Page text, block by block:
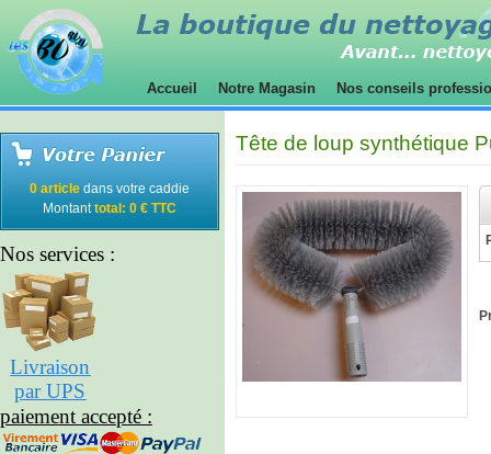
Accueil Notre Magasin Nos conseils
0 article dans votre caddie
Montanttotal: 0 € TTC
Nos services :
Livraison
par UPS
paiement accepté :
Tête de loup synthétique